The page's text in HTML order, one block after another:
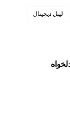
لیبل دیجیتال